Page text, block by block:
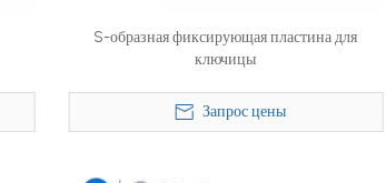
S-образная фиксирующая пластина для
ключицы
Запрос цены